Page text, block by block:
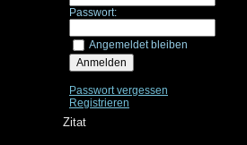
Passwort:
Angemeldet bleiben
Passwort vergessen
Registrieren
Zitat